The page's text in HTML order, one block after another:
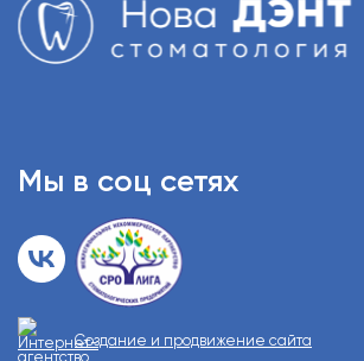
Мы в соц сетях
Создание и продвижение сайта